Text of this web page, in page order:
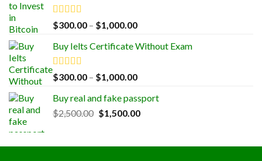
Rated 5.00
out of 5
$300.00 – $1,000.00Price
$300.00
$1,000.00
Buy Ielts Certificate Without Exam
Rated 5.00
out of 5
$300.00 – $1,000.00Price
$300.00
through
Buy real and fake passport
$2,500.00 Original
$2,500.00.
$1,500.00Current
$1,500.00.